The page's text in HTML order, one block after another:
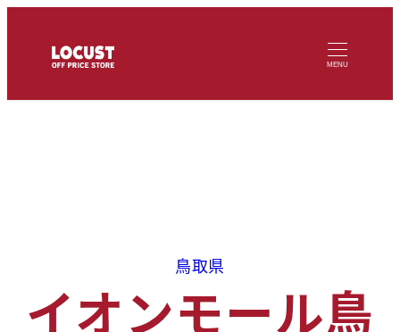
コ
MENU
鳥取県
イオンモール鳥